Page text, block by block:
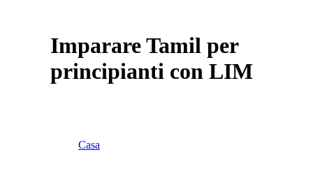
Imparare Tamil per
principianti con LIM
Casa